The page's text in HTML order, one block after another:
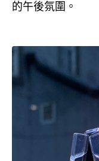
的午後氛圍。